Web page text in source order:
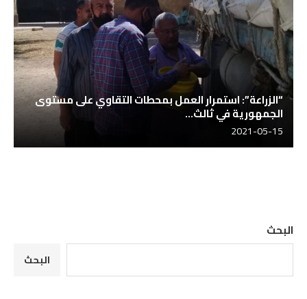
“الزراعة”: استمرار العمل بمحطات التقاوي على مستوى
الجمهورية في ثالث...
2021-05-15
البحث
البحث